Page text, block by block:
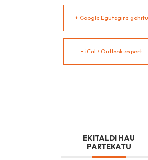
+ Google Egutegira gehitu
+ iCal / Outlook export
EKITALDI HAU
PARTEKATU